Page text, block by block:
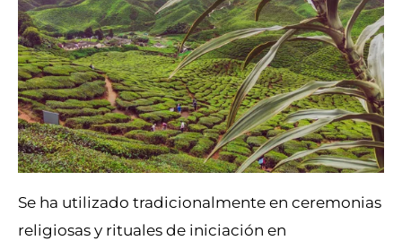
Se ha utilizado tradicionalmente en ceremonias
religiosas y rituales de iniciación en